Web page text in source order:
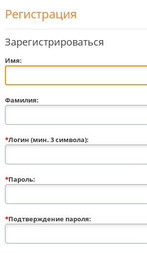
Регистрация
Зарегистрироваться
Имя:
Фамилия:
*Логин (мин. 3 символа):
*Пароль:
*Подтверждение пароля: